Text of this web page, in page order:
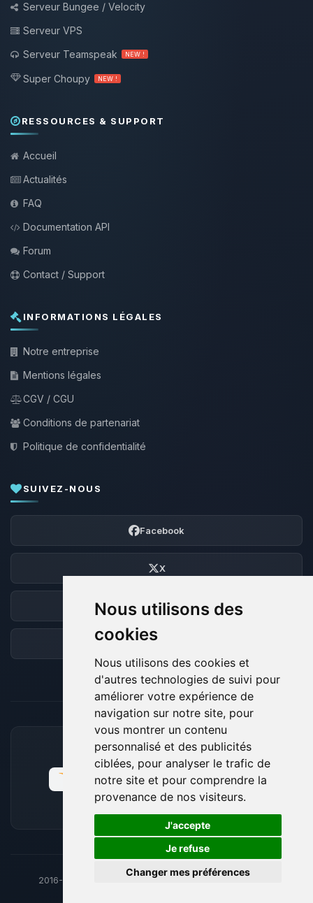
Nous utilisons des
cookies
Nous utilisons des cookies et
d'autres technologies de suivi pour
améliorer votre expérience de
navigation sur notre site, pour
vous montrer un contenu
personnalisé et des publicités
ciblées, pour analyser le trafic de
notre site et pour comprendre la
provenance de nos visiteurs.
J'accepte
Je refuse
Changer mes préférences
Serveur Bungee / Velocity
Serveur VPS
Serveur Teamspeak
NEW !
Super Choupy NEW !
RESSOURCES & SUPPORT
Accueil
Actualités
FAQ
Documentation API
Forum
Contact / Support
INFORMATIONS LÉGALES
Notre entreprise
Mentions légales
CGV / CGU
Conditions de partenariat
Politique de confidentialité
SUIVEZ-NOUS
Facebook
X
Discord
Forum
MOYENS DE PAIEMENT ACCEPTÉS
2016-26 © BoxToPlay - ByteLogic tous droits réservés
🍪